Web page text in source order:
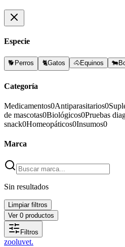
Especie
🐕 Perros 🐈Gatos 🐴Equinos 🐄
Categoría
Medicamentos0Antiparasitarios0
de mascotas0Biológicos0Pruebas
snack0Homeopáticos0Insumos0
Marca
Sin resultados
Limpiar filtros
Ver 0 productos
Filtros
zooluvet.